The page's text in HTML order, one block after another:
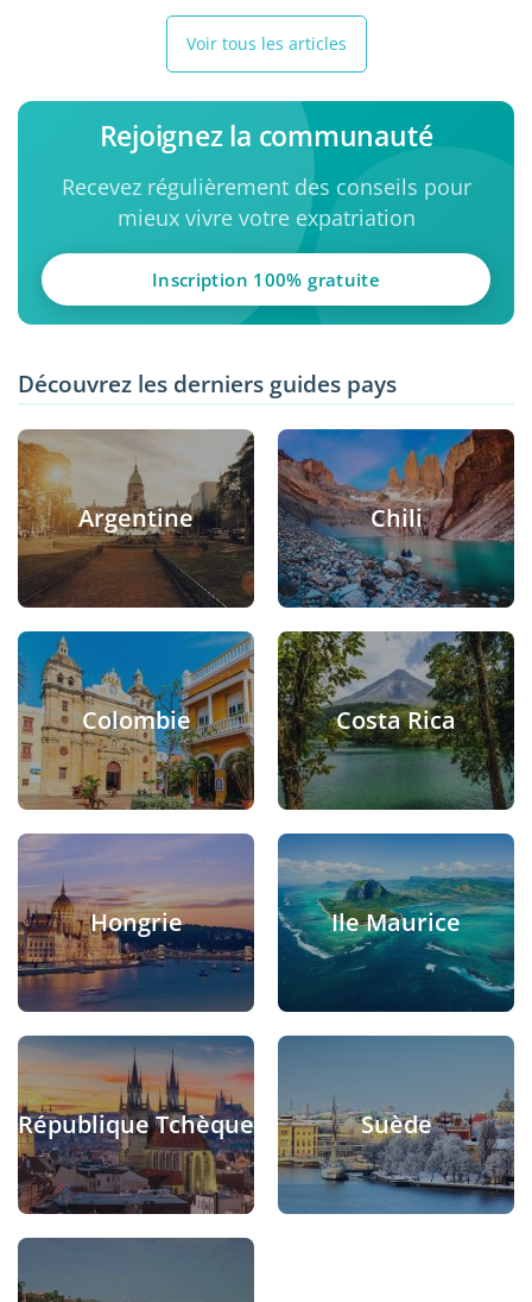
Voir tous les articles
Rejoignez la communauté
Recevez régulièrement des conseils pour
mieux vivre votre expatriation
Inscription 100% gratuite
Découvrez les derniers guides pays
Argentine Chili
Colombie Costa Rica
Hongrie Ile Maurice
République Tchèque Suède